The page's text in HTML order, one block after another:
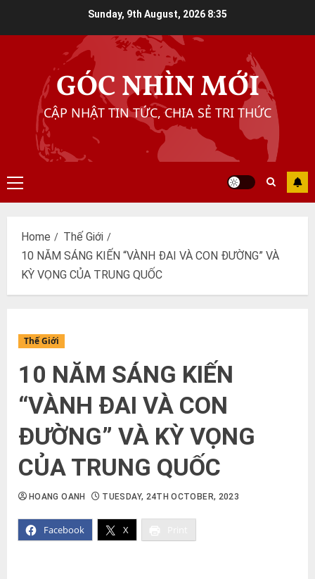
Sunday, 9th August, 2026 8:35
GÓC NHÌN MỚI
CẬP NHẬT TIN TỨC, CHIA SẺ TRI THỨC
Primary
Menu
Home
Thế Giới
10 NĂM SÁNG KIẾN “VÀNH ĐAI VÀ CON ĐƯỜNG” VÀ
KỲ VỌNG CỦA TRUNG QUỐC
Thế Giới
10 NĂM SÁNG KIẾN
“VÀNH ĐAI VÀ CON
ĐƯỜNG” VÀ KỲ VỌNG
CỦA TRUNG QUỐC
Facebook X
HOANG OANH TUESDAY, 24TH OCTOBER, 2023